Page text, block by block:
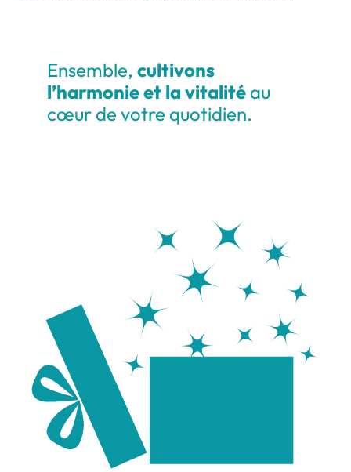
Ensemble, cultivons
l’harmonie et la vitalitéau
cœur de votre quotidien.